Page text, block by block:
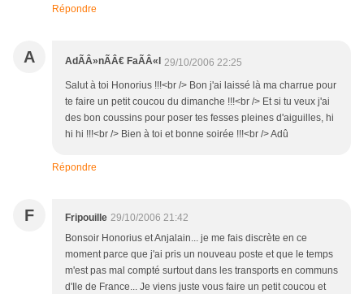
Répondre
A AdÃÂ»nÃÂ€ FaÃÂ«l 29/10/2006 22:25
Salut à toi Honorius !!!<br /> Bon j'ai laissé là ma charrue pour
te faire un petit coucou du dimanche !!!<br /> Et si tu veux j'ai
des bon coussins pour poser tes fesses pleines d'aiguilles, hi
hi hi !!!<br /> Bien à toi et bonne soirée !!!<br /> Adû
Répondre
F Fripouille 29/10/2006 21:42
Bonsoir Honorius et Anjalain... je me fais discrète en ce
moment parce que j'ai pris un nouveau poste et que le temps
m'est pas mal compté surtout dans les transports en communs
d'Ile de France... Je viens juste vous faire un petit coucou et